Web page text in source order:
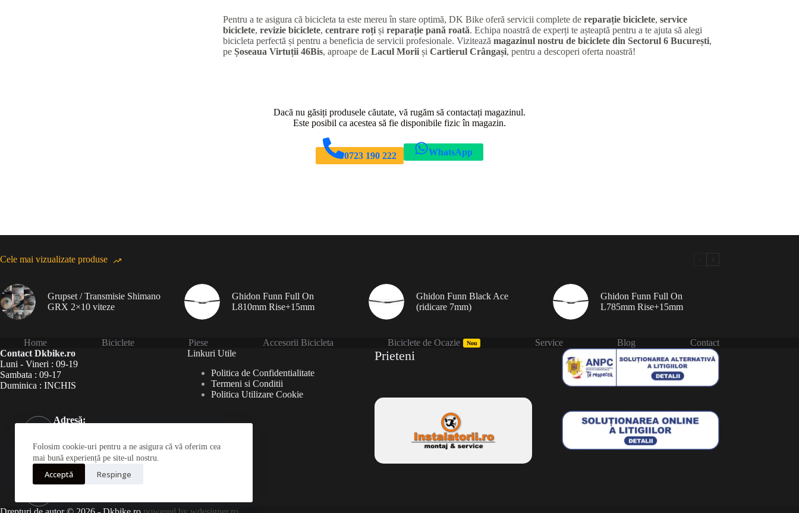
Folosim cookie-uri pentru a ne asigura că vă oferim cea
mai bună experiență pe site-ul nostru.
Acceptă Respinge
Pentru a te asigura că bicicleta ta este mereu în stare optimă, DK Bike oferă servicii complete de reparație biciclete, service
biciclete, revizie biciclete, centrare roțiși reparație pană roată. Echipa noastră de experți te așteaptă pentru a te ajuta să alegi
bicicleta perfectă și pentru a beneficia de servicii profesionale. Vizitează magazinul nostru de biciclete din Sectorul 6 București,
pe Șoseaua Virtuții 46Bis, aproape de Lacul Moriiși Cartierul Crângași, pentru a descoperi oferta noastră!
Dacă nu găsiți produsele căutate, vă rugăm să contactați magazinul.
Este posibil ca acestea să fie disponibile fizic în magazin.
0723 190 222 WhatsApp
Cele mai vizualizate produse
Grupset / Transmisie Shimano
GRX 2×10 viteze
Ghidon Funn Full On
L810mm Rise+15mm
Ghidon Funn Black Ace
(ridicare 7mm)
Ghidon Funn Full On
L785mm Rise+15mm
Home Biciclete Piese Accesorii Bicicleta Biciclete de Ocazie Nou Service Blog
Contact
Contact Dkbike.ro
Luni - Vineri : 09-19
Sambata : 09-17
Duminica : INCHIS
Adresă:
București 060787
Telefon:
031 826 0120
Mobil:
Linkuri Utile
Politica de Confidentialitate
Termeni si Conditii
Politica Utilizare Cookie
Prieteni